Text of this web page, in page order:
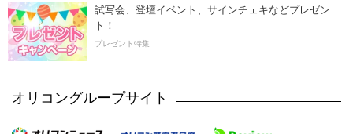
試写会、登壇イベント、サインチェキなどプレゼン
ト！
プレゼント特集
オリコングループサイト